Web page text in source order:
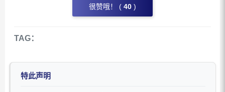
很赞哦！ ( 40 )
TAG：
特此声明